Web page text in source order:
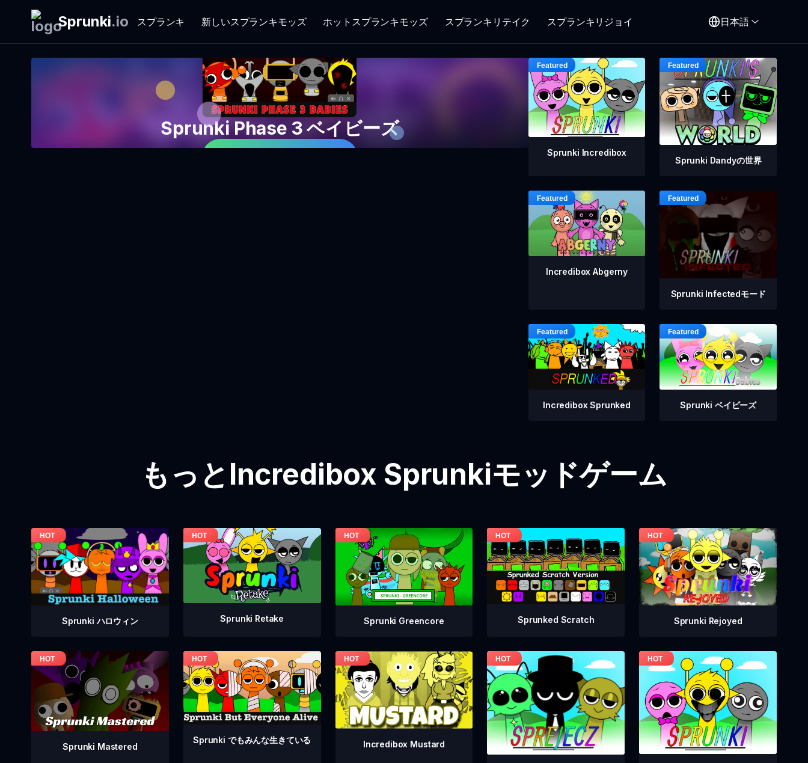
Sprunki.io スプランキ 新しいスプランキモッズ ホットスプランキモッズ スプランキリテイク スプランキリジョイ 日本語
Sprunki Phase 3 ベイビーズ
Sprunki Incredibox
Sprunki Dandyの世界
Incredibox Abgerny
Sprunki Infectedモード
Incredibox Sprunked Sprunki ベイビーズ
もっとIncredibox Sprunkiモッドゲーム
Sprunki ハロウィン Sprunki Retake Sprunki Greencore Sprunked Scratch Sprunki Rejoyed
Sprunki Mastered
Sprunki でもみんな生きている Incredibox Mustard